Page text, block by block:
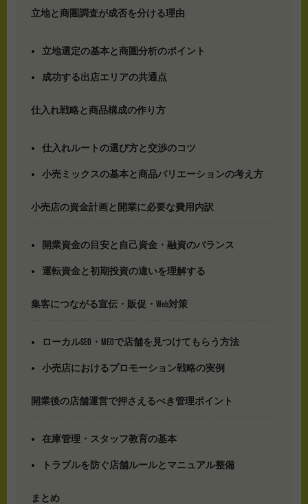
立地と商圏調査が成否を分ける理由
立地選定の基本と商圏分析のポイント
成功する出店エリアの共通点
仕入れ戦略と商品構成の作り方
仕入れルートの選び方と交渉のコツ
小売ミックスの基本と商品バリエーションの考え方
小売店の資金計画と開業に必要な費用内訳
開業資金の目安と自己資金・融資のバランス
運転資金と初期投資の違いを理解する
集客につながる宣伝・販促・Web対策
ローカルSEO・MEOで店舗を見つけてもらう方法
小売店におけるプロモーション戦略の実例
開業後の店舗運営で押さえるべき管理ポイント
在庫管理・スタッフ教育の基本
トラブルを防ぐ店舗ルールとマニュアル整備
まとめ